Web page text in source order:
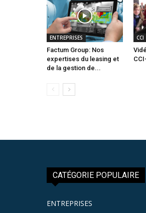
ENTREPRISES
Factum Group: Nos
expertises du leasing et
de la gestion de...
CCI
CATÉGORIE POPULAIRE
ENTREPRISES